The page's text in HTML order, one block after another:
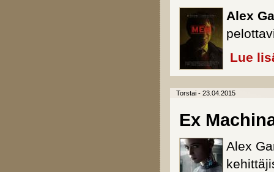
Alex
Lue
Torstai - 23.04.2015
Ex
Alex